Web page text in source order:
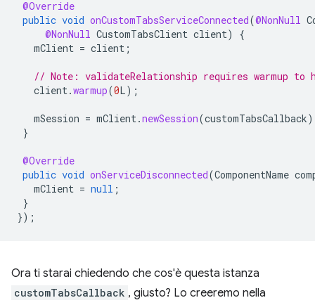
@Override
public void onCustomTabsServiceConnected(@NonNull
@NonNull CustomTabsClient client)
{
mClient = client ;
// Note: validateRelationship requires warmup to
client.warmup(0L);
mSession = mClient.newSession(customTabsCallback
}
@Override
public void onServiceDisconnected(ComponentName
mClient = null ;
}
});
Ora ti starai chiedendo che cos'è questa istanza
customTabsCallback , giusto? Lo creeremo nella